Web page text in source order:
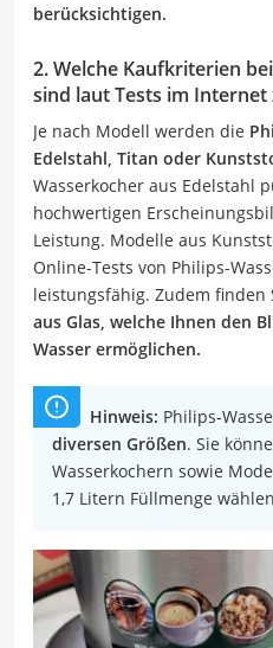
berücksichtigen.
2. Welche Kaufkriterien
sind laut Tests im Internet
Je nach Modell werden die
Edelstahl, Titan oder
Wasserkocher aus Edelstahl
hochwertigen
Leistung. Modelle aus
Online-Tests von Philips-
leistungsfähig. Zudem finden
aus Glas, welche Ihnen den
Wasser ermöglichen.
Hinweis: Philips-
diversen Größen. Sie
Wasserkochern sowie
1,7 Litern Füllmenge